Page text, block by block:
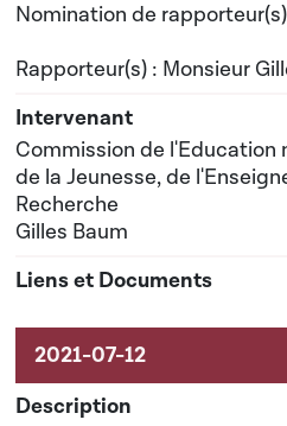
Nomination de rapporteur(s)
Rapporteur(s) : Monsieur
Commission de l'Education
de la Jeunesse, de
Recherche
Gilles Baum